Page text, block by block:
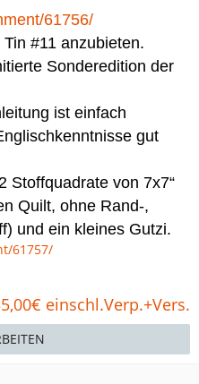
61756/
#11 anzubieten.
Sonderedition der
ist einfach
gut
Stoffquadrate von 7x7“
Quilt, ohne Rand-,
und ein kleines Gutzi.
61757/
einschl.Verp.+Vers.